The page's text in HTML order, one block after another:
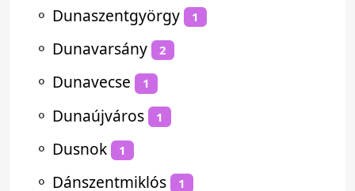
⚬ Dunaszentgyörgy 1
⚬ Dunavarsány 2
⚬ Dunavecse 1
⚬ Dunaújváros 1
⚬ Dusnok 1
⚬ Dánszentmiklós 1